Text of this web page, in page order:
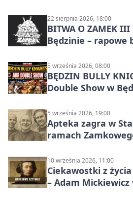
22 sierpnia 2026, 18:00
BITWA O ZAMEK III
Będzinie – rapowe
5 września 2026, 08:00
BĘDZIN BULLY
Double Show w
5 września 2026, 19:00
Apteka zagra w
ramach
10 września 2026, 11:00
Ciekawostki z
– Adam Mickiewicz